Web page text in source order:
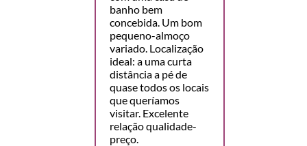
banho bem
concebida. Um bom
pequeno-almoço
variado. Localização
ideal: a uma curta
distância a pé de
quase todos os locais
que queríamos
visitar. Excelente
relação qualidade-
preço.